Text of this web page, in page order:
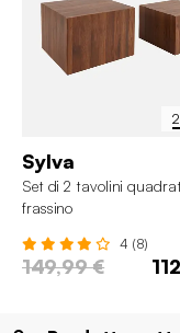
Sylva
Set di 2 tavolini
frassino
4 (8)
149,99 €